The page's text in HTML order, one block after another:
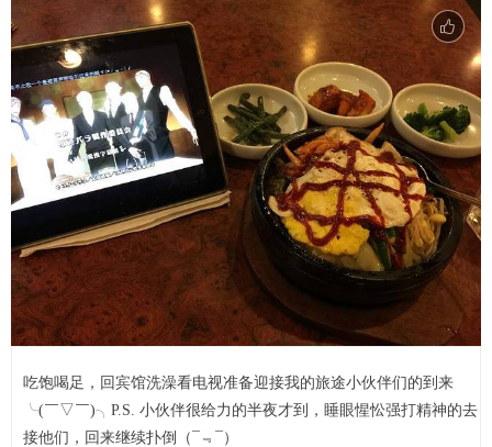
吃饱喝足，回宾馆洗澡看电视准备迎接我的旅途小伙伴们的到来
╰(￣▽￣)╮P.S. 小伙伴很给力的半夜才到，睡眼惺忪强打精神的去
接他们，回来继续扑倒（¯﹃¯）